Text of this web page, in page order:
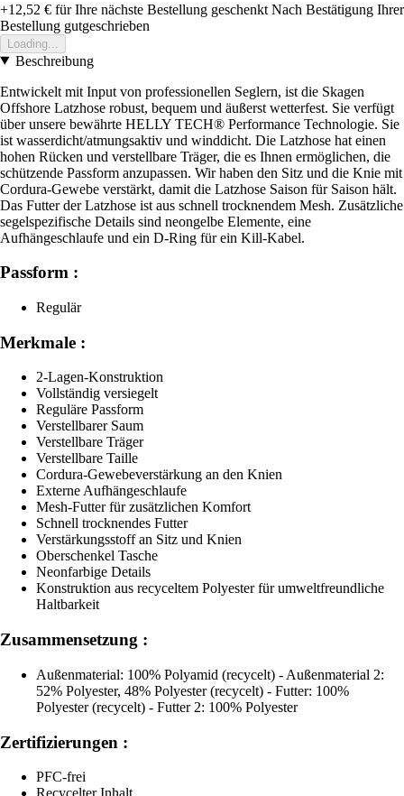
+12,52 € für Ihre nächste Bestellung geschenkt Nach Bestätigung Ihrer
Bestellung gutgeschrieben
Loading...
Beschreibung
Entwickelt mit Input von professionellen Seglern, ist die Skagen
Offshore Latzhose robust, bequem und äußerst wetterfest. Sie verfügt
über unsere bewährte HELLY TECH® Performance Technologie. Sie
ist wasserdicht/atmungsaktiv und winddicht. Die Latzhose hat einen
hohen Rücken und verstellbare Träger, die es Ihnen ermöglichen, die
schützende Passform anzupassen. Wir haben den Sitz und die Knie mit
Cordura-Gewebe verstärkt, damit die Latzhose Saison für Saison hält.
Das Futter der Latzhose ist aus schnell trocknendem Mesh. Zusätzliche
segelspezifische Details sind neongelbe Elemente, eine
Aufhängeschlaufe und ein D-Ring für ein Kill-Kabel.
Passform :
Regulär
Merkmale :
2-Lagen-Konstruktion
Vollständig versiegelt
Reguläre Passform
Verstellbarer Saum
Verstellbare Träger
Verstellbare Taille
Cordura-Gewebeverstärkung an den Knien
Externe Aufhängeschlaufe
Mesh-Futter für zusätzlichen Komfort
Schnell trocknendes Futter
Verstärkungsstoff an Sitz und Knien
Oberschenkel Tasche
Neonfarbige Details
Konstruktion aus recyceltem Polyester für umweltfreundliche
Haltbarkeit
Zusammensetzung :
Außenmaterial: 100% Polyamid (recycelt) - Außenmaterial 2:
52% Polyester, 48% Polyester (recycelt) - Futter: 100%
Polyester (recycelt) - Futter 2: 100% Polyester
Zertifizierungen :
PFC-frei